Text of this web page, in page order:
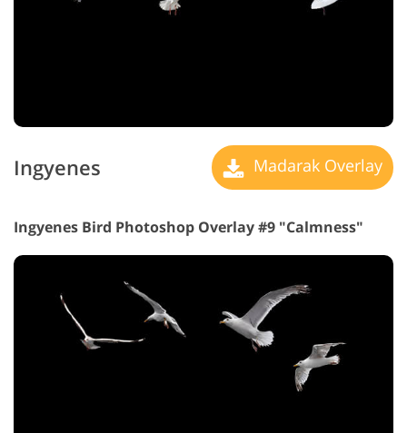
Ingyenes Madarak Overlay
Ingyenes Bird Photoshop Overlay #9 "Calmness"